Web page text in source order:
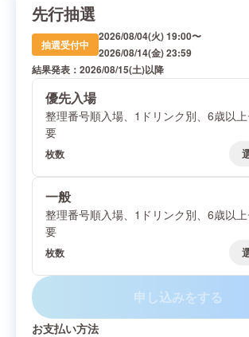
先行抽選
抽選受付中
2026/08/04(火) 19:00〜
2026/08/14(金) 23:59
結果発表： 2026/08/15(土)以降
優先入場
整理番号順入場、1ドリンク別、6歳以
要
枚数
一般
整理番号順入場、1ドリンク別、6歳以
要
枚数
申し込みをする
お支払い方法